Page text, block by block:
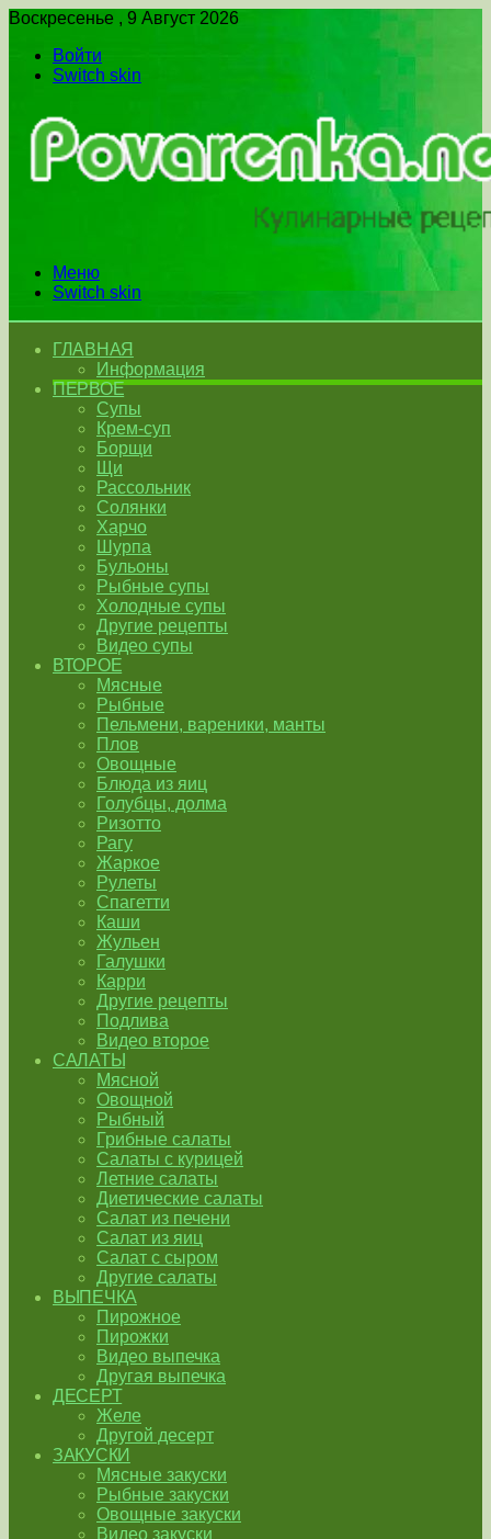
Воскресенье , 9 Август 2026
Войти
Switch skin
Меню
Switch skin
ГЛАВНАЯ
Информация
ПЕРВОЕ
Супы
Крем-суп
Борщи
Щи
Рассольник
Солянки
Харчо
Шурпа
Бульоны
Рыбные супы
Холодные супы
Другие рецепты
Видео супы
ВТОРОЕ
Мясные
Рыбные
Пельмени, вареники, манты
Плов
Овощные
Блюда из яиц
Голубцы, долма
Ризотто
Рагу
Жаркое
Рулеты
Спагетти
Каши
Жульен
Галушки
Карри
Другие рецепты
Подлива
Видео второе
САЛАТЫ
Мясной
Овощной
Рыбный
Грибные салаты
Салаты с курицей
Летние салаты
Диетические салаты
Салат из печени
Салат из яиц
Салат с сыром
Другие салаты
ВЫПЕЧКА
Пирожное
Пирожки
Видео выпечка
Другая выпечка
ДЕСЕРТ
Желе
Другой десерт
ЗАКУСКИ
Мясные закуски
Рыбные закуски
Овощные закуски
Видео закуски